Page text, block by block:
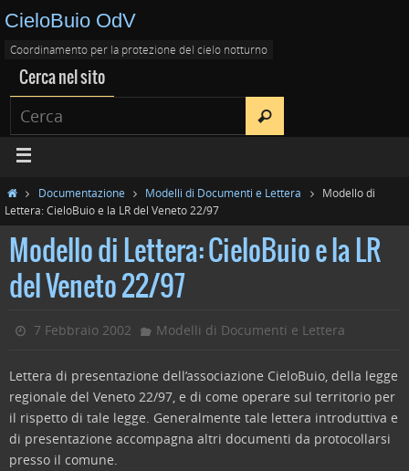
CieloBuio OdV
Coordinamento per la protezione del cielo notturno
Cerca nel sito
Documentazione Modelli di Documenti e Lettera
Modello di
Lettera: CieloBuio e la LR del Veneto 22/97
Modello di Lettera: CieloBuio e la LR
del Veneto 22/97
7 Febbraio 2002 Modelli di Documenti e Lettera
Lettera di presentazione dell’associazione CieloBuio, della legge
regionale del Veneto 22/97, e di come operare sul territorio per
il rispetto di tale legge. Generalmente tale lettera introduttiva e
di presentazione accompagna altri documenti da protocollarsi
presso il comune.